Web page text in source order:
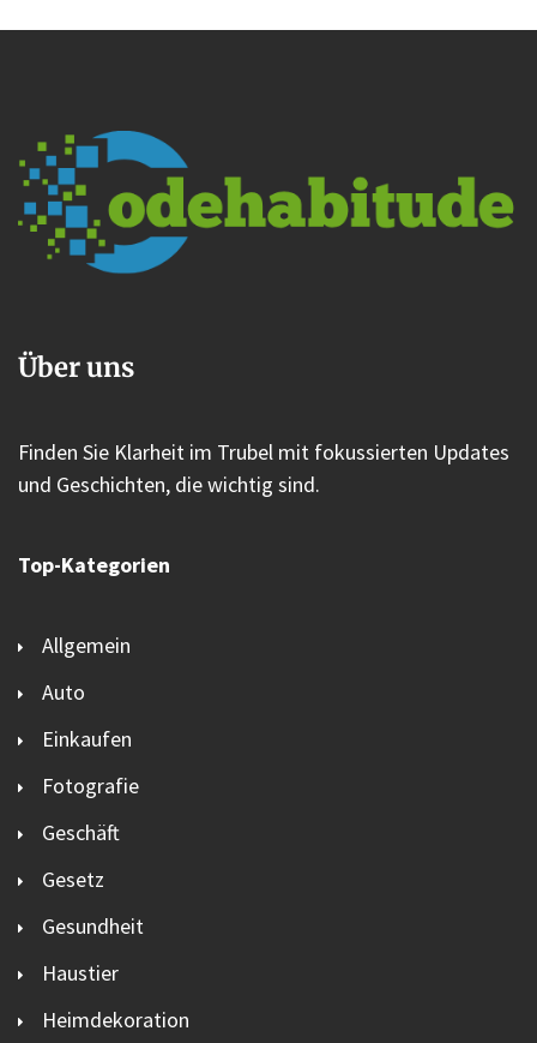
Über uns
Finden Sie Klarheit im Trubel mit fokussierten Updates
und Geschichten, die wichtig sind.
Top-Kategorien
Allgemein
Auto
Einkaufen
Fotografie
Geschäft
Gesetz
Gesundheit
Haustier
Heimdekoration